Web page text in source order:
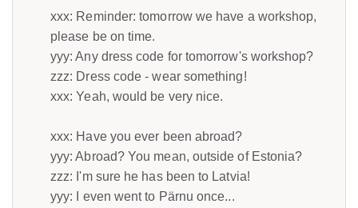
xxx: Reminder: tomorrow we have a workshop,
please be on time.
yyy: Any dress code for tomorrow's workshop?
zzz: Dress code - wear something!
xxx: Yeah, would be very nice.
xxx: Have you ever been abroad?
yyy: Abroad? You mean, outside of Estonia?
zzz: I'm sure he has been to Latvia!
yyy: I even went to Pärnu once...